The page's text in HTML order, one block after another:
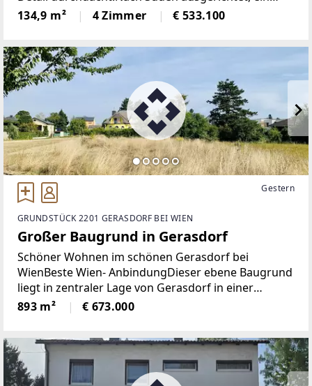
ebener Garten und eine vorgesetzte Terrasse mit
Überdachung und Umgrenzung wird
134,9 m² 4 Zimmer € 533.100
Gestern
GRUNDSTÜCK 2201 GERASDORF BEI WIEN
Großer Baugrund in Gerasdorf
Schöner Wohnen im schönen Gerasdorf bei
WienBeste Wien- AnbindungDieser ebene Baugrund
liegt in zentraler Lage von Gerasdorf in einer
gepflegten Wohngegend mit vielen Grünflächen.Die
Widmung läßt
893 m² € 673.000